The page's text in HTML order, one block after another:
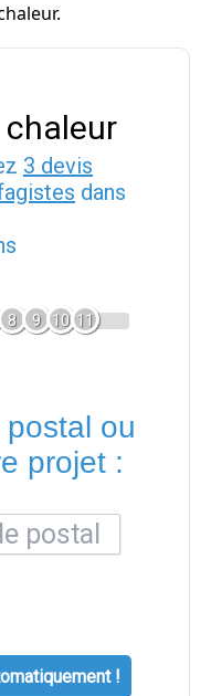
chaleur
3 devis
dans
8 9 10 11
ou
projet :
!